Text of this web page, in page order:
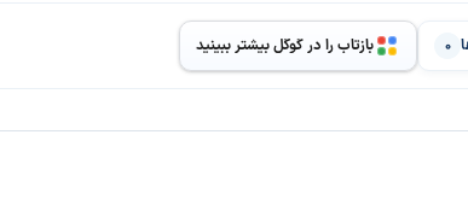
0 بازتاب را در گوگل بیشتر ببینید